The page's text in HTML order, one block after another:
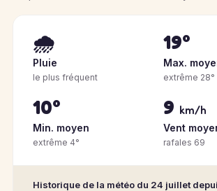
🌧️
Pluie
le plus fréquent
19°
Max.
extrême 28°
10°
Min. moyen
extrême 4°
9 km/h
Vent
rafales 69
Historique de la météo du 24 juillet